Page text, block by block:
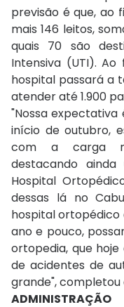
previsão é que, ao
mais 146 leitos,
quais 70 são
Intensiva (UTI).
hospital passará a
atender até 1.900
"Nossa
início de outubro,
com a carga
destacando ainda
Hospital
dessas lá no
hospital ortopédico
ano e pouco,
ortopedia, que
de acidentes de
grande", completou
ADMINISTRAÇÃO